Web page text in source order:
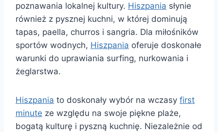
poznawania lokalnej kultury. Hiszpania słynie
również z pysznej kuchni, w której dominują
tapas, paella, churros i sangria. Dla miłośników
sportów wodnych, Hiszpania oferuje doskonałe
warunki do uprawiania surfing, nurkowania i
żeglarstwa.
Hiszpania to doskonały wybór na wczasy first
minute ze względu na swoje piękne plaże,
bogatą kulturę i pyszną kuchnię. Niezależnie od